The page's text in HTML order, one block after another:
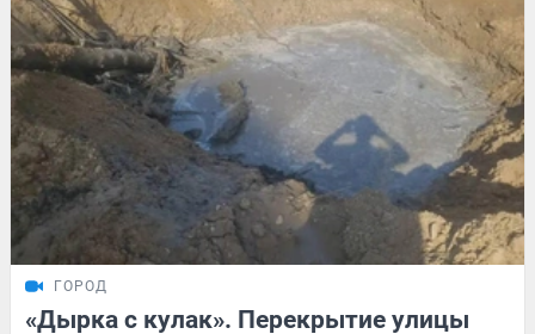
ГОРОД
«Дырка с кулак». Перекрытие улицы